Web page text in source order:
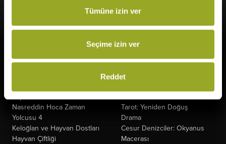
Tümüne izin ver
Seçime izin ver
Reddet
Örümcek-Adam: Yepyeni Bir
Minyonlar ve Canavarlar
Nasreddin Hoca Zaman
Yolcusu 4
Keloğlan ve Hayvan Dostları
Hayvan Çiftliği
Derin Dehşet
Kuyumcu
Oak Caddesi'nin Sonu
Tarot: Yeniden Doğuş
Drama
Cesur Denizciler: Okyanus
Macerası